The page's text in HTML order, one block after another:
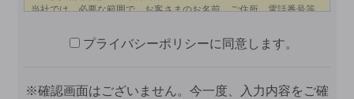
プライバシーポリシーに同意します。
※確認画面はございません。今一度、入力内容をご確